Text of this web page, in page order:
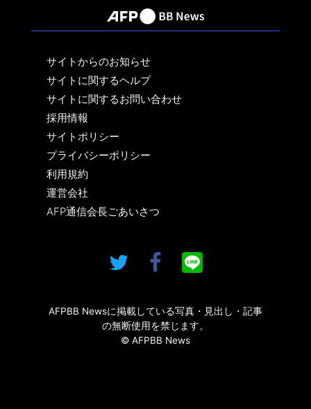
サイトからのお知らせ
サイトに関するヘルプ
サイトに関するお問い合わせ
採用情報
サイトポリシー
プライバシーポリシー
利用規約
運営会社
AFP通信会長ごあいさつ
AFPBB Newsに掲載している写真・見出し・記事
の無断使用を禁じます。
© AFPBB News